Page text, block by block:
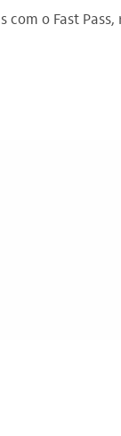
o Fast Pass,